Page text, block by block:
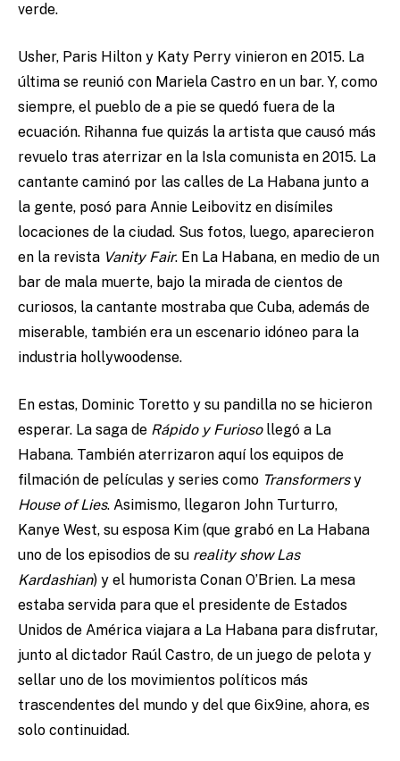
verde.
Usher, Paris Hilton y Katy Perry vinieron en 2015. La
última se reunió con Mariela Castro en un bar. Y, como
siempre, el pueblo de a pie se quedó fuera de la
ecuación. Rihanna fue quizás la artista que causó más
revuelo tras aterrizar en la Isla comunista en 2015. La
cantante caminó por las calles de La Habana junto a
la gente, posó para Annie Leibovitz en disímiles
locaciones de la ciudad. Sus fotos, luego, aparecieron
en la revista Vanity Fair. En La Habana, en medio de un
bar de mala muerte, bajo la mirada de cientos de
curiosos, la cantante mostraba que Cuba, además de
miserable, también era un escenario idóneo para la
industria hollywoodense.
En estas, Dominic Toretto y su pandilla no se hicieron
esperar. La saga de Rápido y Furiosollegó a La
Habana. También aterrizaron aquí los equipos de
filmación de películas y series como Transformersy
House of Lies. Asimismo, llegaron John Turturro,
Kanye West, su esposa Kim (que grabó en La Habana
uno de los episodios de su reality show Las
Kardashian) y el humorista Conan O’Brien. La mesa
estaba servida para que el presidente de Estados
Unidos de América viajara a La Habana para disfrutar,
junto al dictador Raúl Castro, de un juego de pelota y
sellar uno de los movimientos políticos más
trascendentes del mundo y del que 6ix9ine, ahora, es
solo continuidad.